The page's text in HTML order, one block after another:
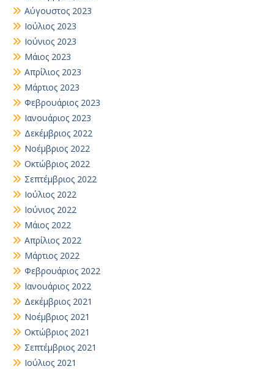
Αύγουστος 2023
Ιούλιος 2023
Ιούνιος 2023
Μάιος 2023
Απρίλιος 2023
Μάρτιος 2023
Φεβρουάριος 2023
Ιανουάριος 2023
Δεκέμβριος 2022
Νοέμβριος 2022
Οκτώβριος 2022
Σεπτέμβριος 2022
Ιούλιος 2022
Ιούνιος 2022
Μάιος 2022
Απρίλιος 2022
Μάρτιος 2022
Φεβρουάριος 2022
Ιανουάριος 2022
Δεκέμβριος 2021
Νοέμβριος 2021
Οκτώβριος 2021
Σεπτέμβριος 2021
Ιούλιος 2021